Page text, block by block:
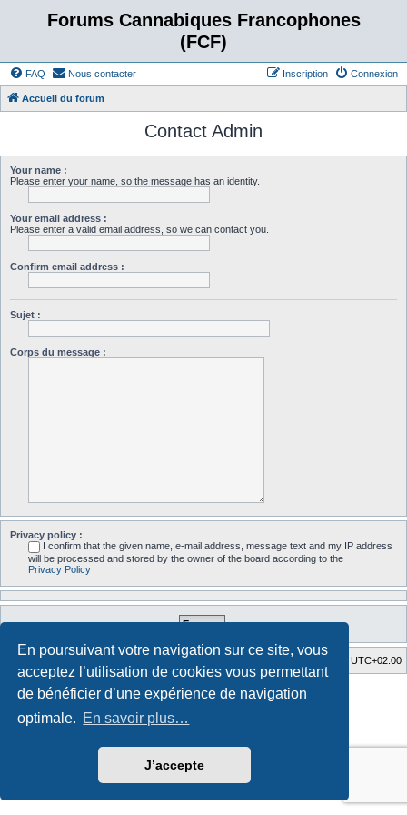
En poursuivant votre navigation sur ce site, vous
acceptez l’utilisation de cookies vous permettant
de bénéficier d’une expérience de navigation
optimale. En savoir plus…
J’accepte
Forums Cannabiques Francophones
(FCF)
FAQ Nous contacter Connexion
Inscription
Accueil du forum
Contact Admin
Your name :
Please enter your name, so the message has an identity.
Your email address :
Please enter a valid email address, so we can contact you.
Confirm email address :
Sujet :
Corps du message :
Privacy policy :
I confirm that the given name, e-mail address, message text and my IP address
will be processed and stored by the owner of the board according to the
Privacy Policy
Accueil du forum Fuseau horaire sur UTC+02:00
Style developed by Zuma Portal
, Turaiel,
Développé parphpBB® Forum Software © phpBB Limited
Traduction française officielle